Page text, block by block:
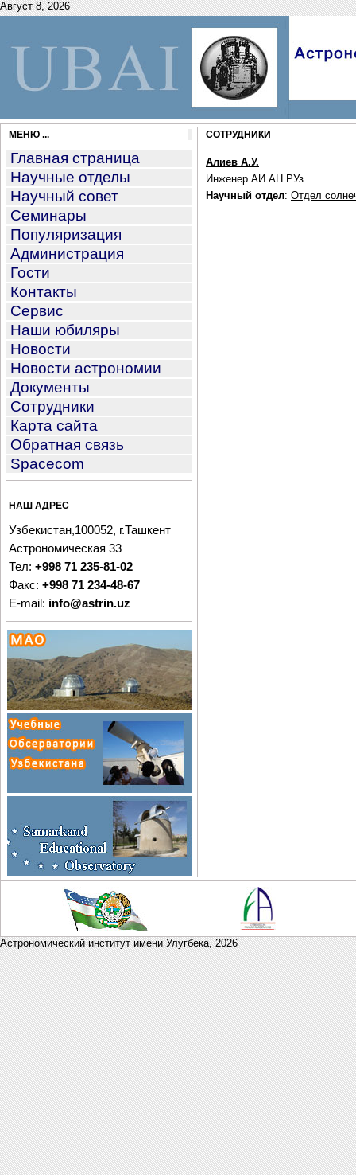
Август 8, 2026
МЕНЮ ...
Главная страница
Научные отделы
Научный совет
Семинары
Популяризация
Администрация
Гости
Контакты
Сервис
Наши юбиляры
Новости
Новости астрономии
Документы
Сотрудники
Карта сайта
Обратная связь
Spacecom
НАШ АДРЕС
Узбекистан,100052, г.Ташкент
Астрономическая 33
Тел: +998 71 235-81-02
Факс: +998 71 234-48-67
E-mail: info@astrin.uz
СОТРУДНИКИ
Алиев А.У.
Инженер АИ АН РУз
Научный отдел: Отдел
Астрономический институт имени Улугбека,2026